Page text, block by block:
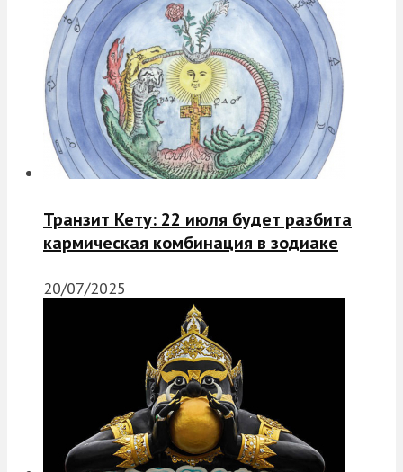
Транзит Кету: 22 июля будет разбита
кармическая комбинация в зодиаке
20/07/2025